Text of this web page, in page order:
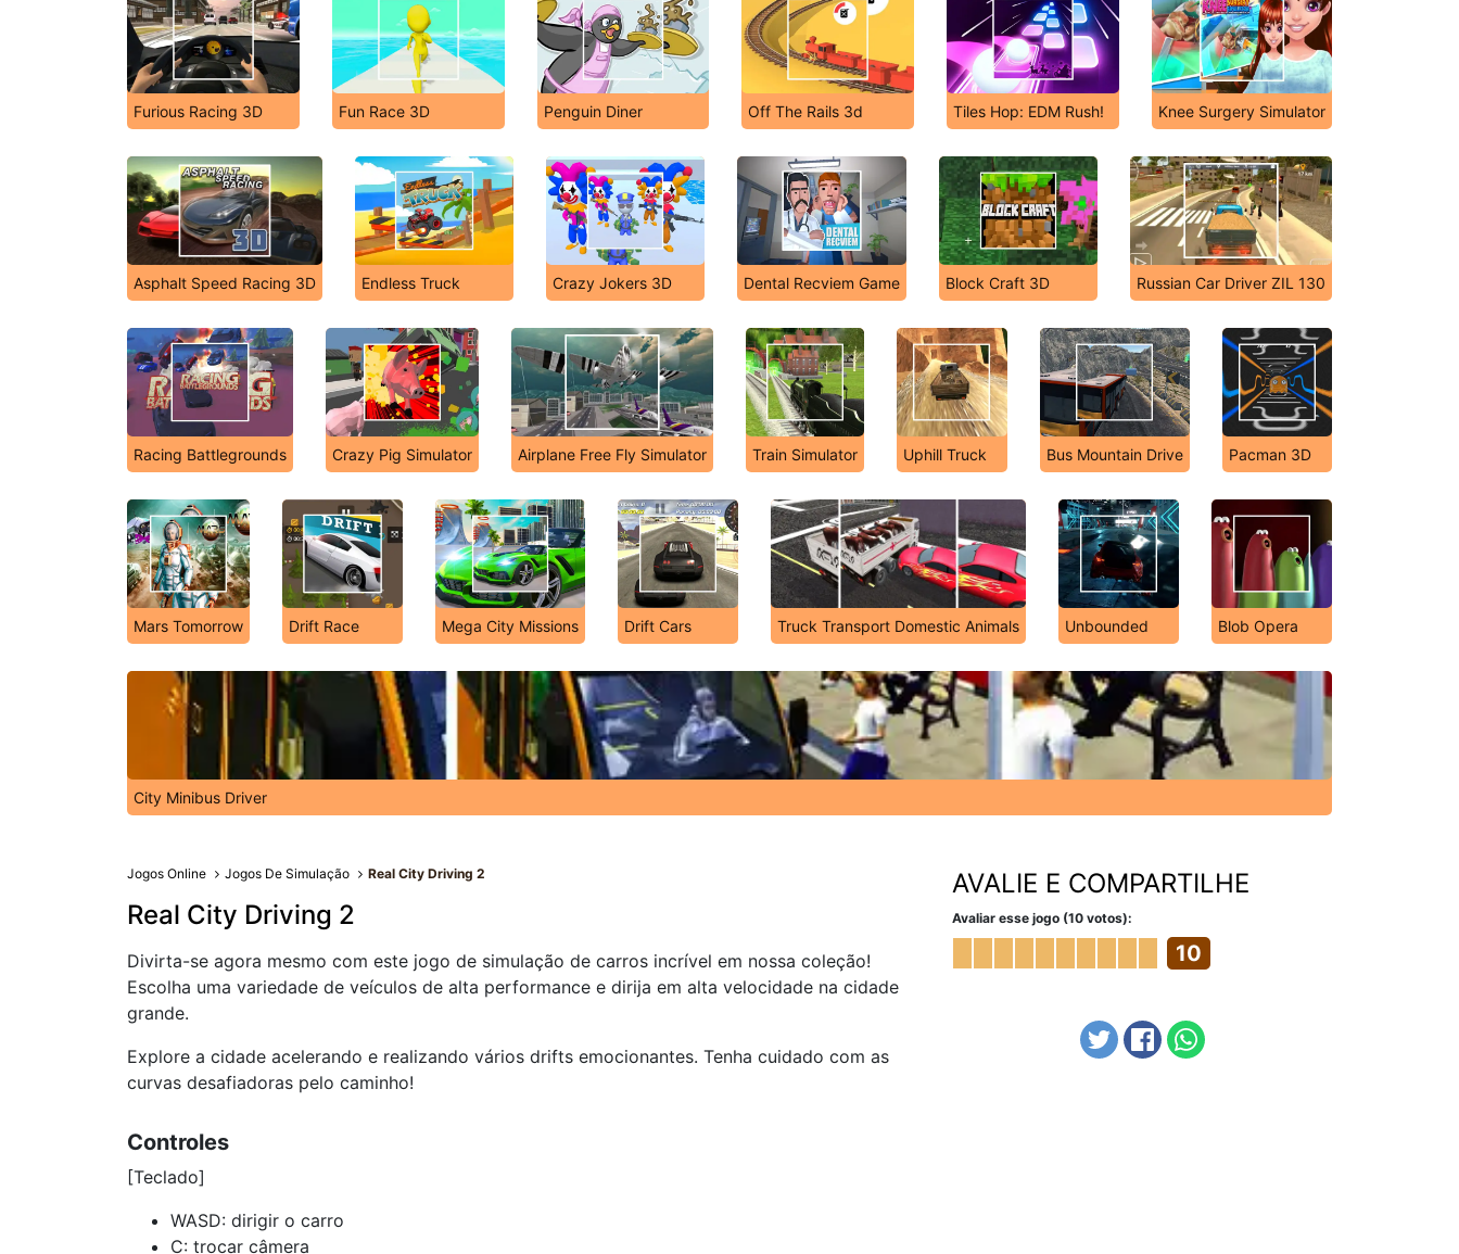
Furious Racing 3D Fun Race 3D Penguin Diner Off The Rails 3d Tiles Hop: EDM Rush! Knee Surgery Simulator
Asphalt Speed Racing 3D Endless Truck Crazy Jokers 3D Dental Recviem Game Block Craft 3D Russian Car Driver ZIL 130
Racing Battlegrounds Crazy Pig Simulator Airplane Free Fly Simulator Train Simulator Uphill Truck Bus Mountain Drive Pacman 3D
Mars Tomorrow Drift Race Mega City Missions Drift Cars Truck Transport Domestic Animals Unbounded Blob Opera
City Minibus Driver
Jogos Online Jogos De Simulação Real City Driving 2
Real City Driving 2
Divirta-se agora mesmo com este jogo de simulação de carros incrível em nossa coleção!
Escolha uma variedade de veículos de alta performance e dirija em alta velocidade na cidade
grande.
Explore a cidade acelerando e realizando vários drifts emocionantes. Tenha cuidado com as
curvas desafiadoras pelo caminho!
Controles
[Teclado]
WASD: dirigir o carro
C: trocar câmera
AVALIE E COMPARTILHE
Avaliar esse jogo (10 votos):
10